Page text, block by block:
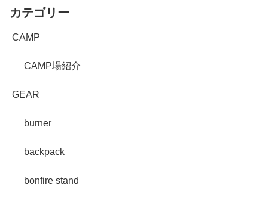
カテゴリー
CAMP
CAMP場紹介
GEAR
burner
backpack
bonfire stand